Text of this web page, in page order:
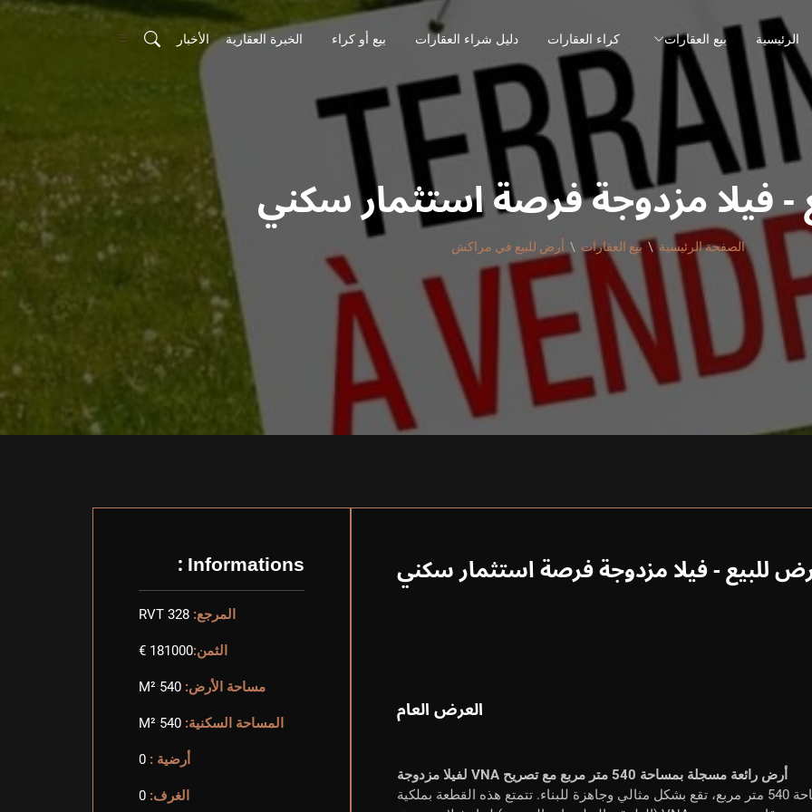
الرئيسية بيع العقارات كراء العقارات دليل شراء العقارات بيع أو كراء الخبرة العقارية الأخبار
- فيلا مزدوجة فرصة استثمار سكني
الصفحة الرئيسية بيع العقارات أرض للبيع في مراكش
للبيع - فيلا مزدوجة فرصة استثمار سكني
العرض العام
أرض رائعة مسجلة بمساحة 540 متر مربع مع تصريح VNA لفيلا مزدوجة
نقدم لكم للبيع قطعة أرض سكنية رائعة بمساحة 540 متر مربع، تقع بشكل مثالي وجاهزة للبناء. تتمتع هذه القطعة بملكية
Informations :
المرجع: RVT 328
الثمن:181000 €
مساحة الأرض: 540 M²
المساحة السكنية: 540 M²
أرضية : 0
الغرف: 0